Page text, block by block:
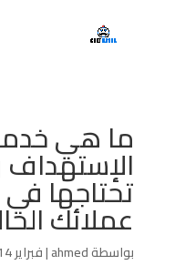
ما هي
الإستهداف
تحتاجها
عملائك
بواسطةahmed
|فبراير 14, 2024